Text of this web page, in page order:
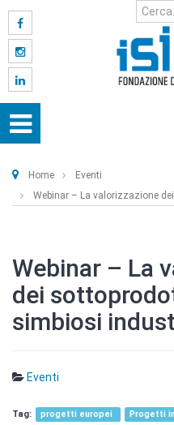
Home
Eventi
Webinar – La valorizzazione
Webinar – La
dei
simbiosi
Eventi
progetti europei Progetti